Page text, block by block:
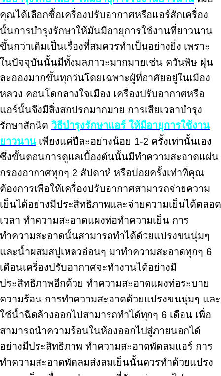
คุณได้เลือกซื้อเครื่องปรับอากาศหรือแอร์สักเครื่อง
นั้นการบำรุงรักษาให้มันมีอายุการใช้งานที่ยาวนาน
ขึ้นกว่าเดิมเป็นเรื่องที่สมควรทำเป็นอย่างยิ่ง เพราะ
ในปัจจุบันนั้นมีทั้งมลภาวะมากมายเช่น ควันพิษ ฝุ่น
ละอองมากขึ้นทุกวันโดยเฉพาะผู้ที่อาศัยอยู่ในเมือง
หลวง คอนโดกลางใจเมือง เครื่องปรับอากาศหรือ
แอร์นั้นจึงมีสิ่งสกปรกมากมาย การเสียเวลาบำรุง
รักษาสักนิด วิธีบำรุงรักษาแอร์ ให้มีอายุการใช้งาน
ยาวนาน เพียงแค่ปีละอย่างน้อย 1-2 ครั้งเท่านั้นเอง
ซึ่งขั้นตอนการดูแลเบื้องต้นนั้นมีทำความสะอาดแผ่น
กรองอากาศทุกๆ 2 สัปดาห์ หรือบ่อยครั้งเท่าที่คุณ
ต้องการเพื่อให้เครื่องปรับอากาศสามารถจ่ายความ
เย็นได้อย่างมีประสิทธิภาพและจ่ายความเย็นได้ตลอด
เวลา ทำความสะอาดแผงท่อทำความเย็น การ
ทำความสะอาดนั้นสามารถทำได้ด้วยแปรงขนนุ่มๆ
และน้ำผสมสบู่เหลวอ่อนๆ มาทำความสะอาดทุกๆ 6
เดือนเครื่องปรับอากาศจะทำงานได้อย่างมี
ประสิทธิภาพอีกด้วย ทำความสะอาดแผงท่อระบาย
ความร้อน การทำความสะอาดด้วยแปรงขนนุ่มๆ และ
ใช้น้ำฉีดล้างออกไปสามารถทำได้ทุกๆ 6 เดือน เพื่อ
สามารถนำความร้อนในห้องออกไปสู่ภายนอกได้
อย่างมีประสิทธิภาพ ทำความสะอาดพัดลมแอร์ การ
ทำความสะอาดพัดลมส่งลมเย็นนั้นควรทำด้วยแปรง